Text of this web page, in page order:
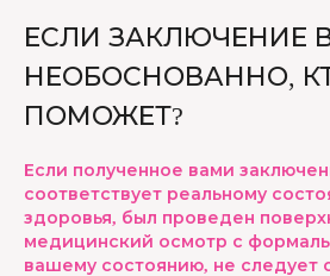
ЕСЛИ ЗАКЛЮЧЕНИЕ
НЕОБОСНОВАННО,
ПОМОЖЕТ?
Если полученное вами
соответствует реальному
здоровья, был проведен
медицинский осмотр с
вашему состоянию, не следует